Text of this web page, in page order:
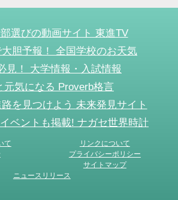
選びの動画サイト 東進TV
胆予報！ 全国学校のお天気
見！ 大学情報・入試情報
元気になる Proverb格言
を見つけよう 未来発見サイト
ベントも掲載! ナガセ世界時計
て
リンクについて
プライバシーポリシー
サイトマップ
ニュースリリース